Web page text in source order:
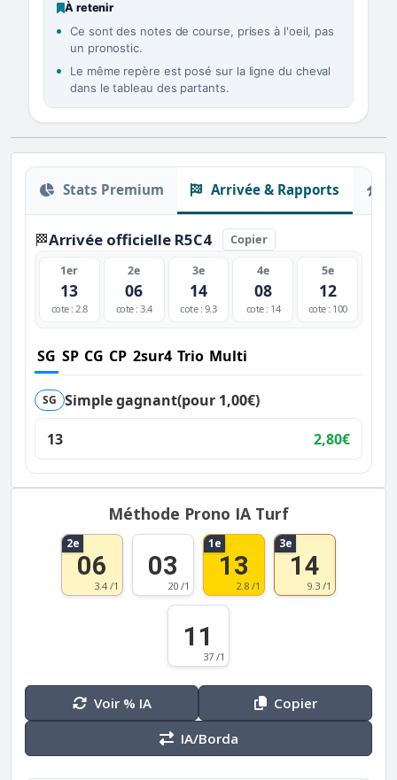
À retenir
Ce sont des notes de course, prises à l'oeil, pas
un pronostic.
Le même repère est posé sur la ligne du cheval
dans le tableau des partants.
Stats Premium Arrivée & Rapports
🏁Arrivée officielle R5C4 Copier
1er
13
cote : 2.8
2e
06
cote : 3.4
3e
14
cote : 9.3
4e
08
cote : 14
5e
12
cote : 100
SG SP CG CP 2sur4 Trio Multi
SG Simple gagnant(pour 1,00€)
13
2,80€
Méthode Prono IA Turf
2e
06
3.4 /1
03
20 /1
1e
13
2.8 /1
3e
14
9.3 /1
11
37 /1
Voir % IA
Copier
IA/Borda